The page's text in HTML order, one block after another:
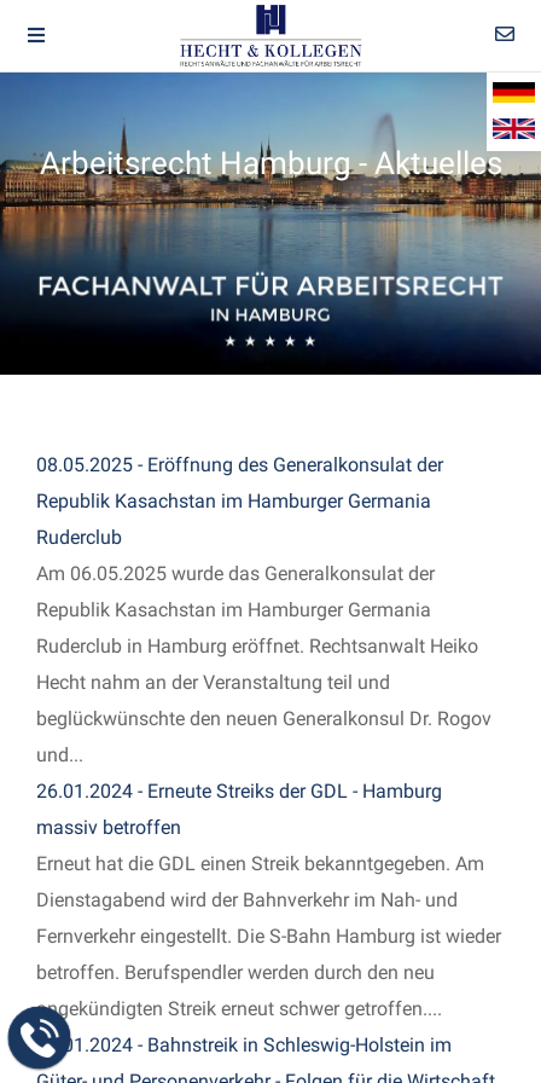
Arbeitsrecht Hamburg - Aktuelles
08.05.2025 - Eröffnung des Generalkonsulat der
Republik Kasachstan im Hamburger Germania
Ruderclub
Am 06.05.2025 wurde das Generalkonsulat der
Republik Kasachstan im Hamburger Germania
Ruderclub in Hamburg eröffnet. Rechtsanwalt Heiko
Hecht nahm an der Veranstaltung teil und
beglückwünschte den neuen Generalkonsul Dr. Rogov
und...
26.01.2024 - Erneute Streiks der GDL - Hamburg
massiv betroffen
Erneut hat die GDL einen Streik bekanntgegeben. Am
Dienstagabend wird der Bahnverkehr im Nah- und
Fernverkehr eingestellt. Die S-Bahn Hamburg ist wieder
betroffen. Berufspendler werden durch den neu
angekündigten Streik erneut schwer getroffen....
26.01.2024 - Bahnstreik in Schleswig-Holstein im